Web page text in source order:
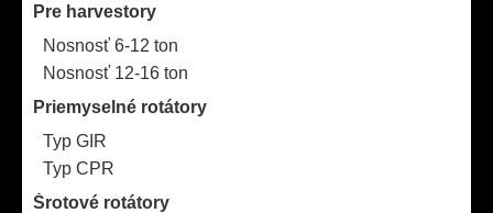
Pre harvestory
Nosnosť 6-12 ton
Nosnosť 12-16 ton
Priemyselné rotátory
Typ GIR
Typ CPR
Šrotové rotátory